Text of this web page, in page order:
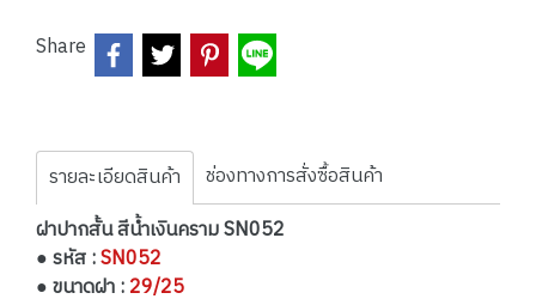
Share
รายละเอียดสินค้า
ช่องทางการสั่งซื้อสินค้า
ฝาปากสั้น สีน้ำเงินคราม SN052
● รหัส :SN052
● ขนาดฝา :29/25